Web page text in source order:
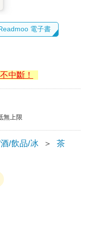
電子書
中斷！
無上限
/飲品/冰 ＞ 茶